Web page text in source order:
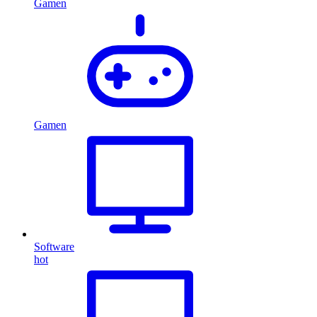
Gamen
Gamen
Software
hot